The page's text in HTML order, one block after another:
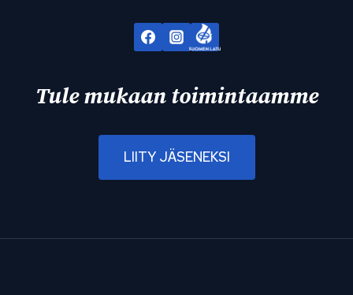
Tule mukaan toimintaamme
LIITY JÄSENEKSI